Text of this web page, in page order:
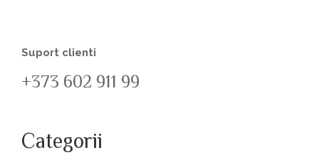
Suport clienti
+373 602 911 99
Categorii